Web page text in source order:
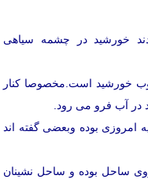
خورشید در چشمه سیاهی
خورشید است.مخصوصا کنار
در آب فرو می رود.
امروزی بوده وبعضی گفته اند
ساحل بوده و ساحل نشینان